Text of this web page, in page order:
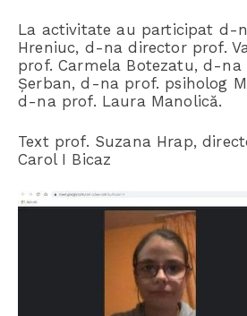
La activitate au participat d-
Hreniuc, d-na director prof.
prof. Carmela Botezatu, d-na
Șerban, d-na prof. psiholog
d-na prof. Laura Manolică.
Text prof. Suzana Hrap,
Carol I Bicaz